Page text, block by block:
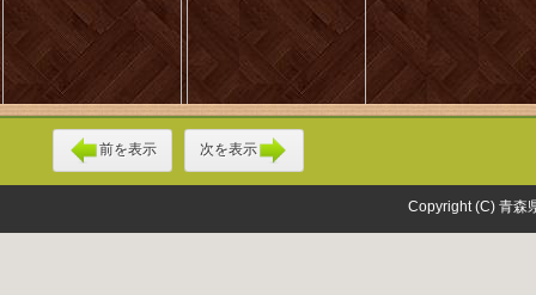
前を表示 次を表示
Copyright (C) 青森